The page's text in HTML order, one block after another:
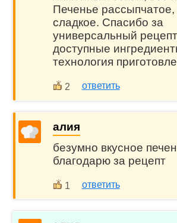
Печенье
сладкое. Спасибо за
универсальный
доступные
технология
2 ответить
алия
безумно вкусное
благодарю за рецепт
1 ответить